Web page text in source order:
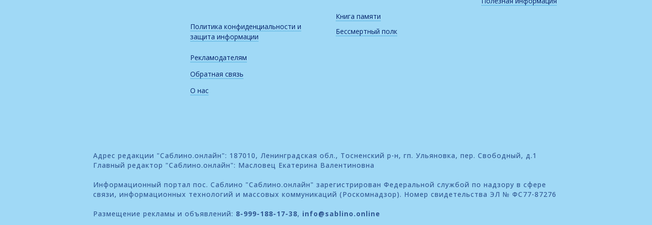
Политика конфиденциальности и
защита информации
Рекламодателям
Обратная связь
О нас
Книга памяти
Бессмертный полк
Адрес редакции "Саблино.онлайн": 187010, Ленинградская обл., Тосненский р-н, гп. Ульяновка, пер. Свободный, д.1
Главный редактор "Саблино.онлайн": Масловец Екатерина Валентиновна
Информационный портал пос. Саблино "Саблино.онлайн" зарегистрирован Федеральной службой по надзору в сфере
связи, информационных технологий и массовых коммуникаций (Роскомнадзор). Номер свидетельства ЭЛ № ФС77-87276
Размещение рекламы и объявлений: 8-999-188-17-38, info@sablino.online